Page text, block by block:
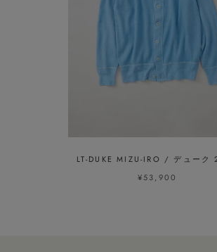
LT-DUKE MIZU-IRO / デューク
¥53,900